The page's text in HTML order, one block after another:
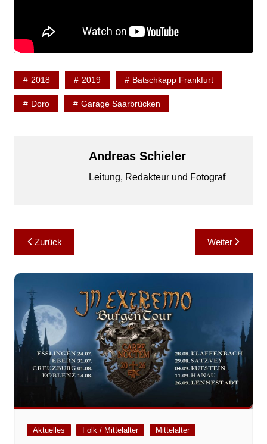
2018 2019 Batschkapp Frankfurt
Doro Garage Saarbrücken
Andreas Schieler
Leitung, Redakteur und Fotograf
Beitragsnavigation
Zurück Weiter
Aktuelles Folk / Mittelalter Mittelalter